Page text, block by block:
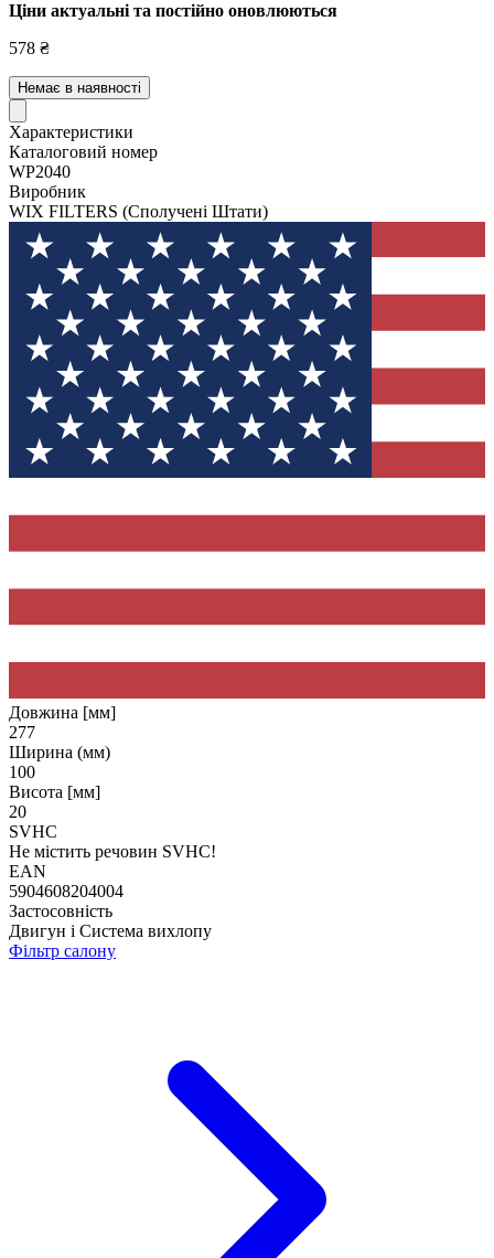
Ціни актуальні та постійно оновлюються
578 ₴
Немає в наявності
Характеристики
Каталоговий номер
WP2040
Виробник
WIX FILTERS (Сполучені Штати)
Довжина [мм]
277
Ширина (мм)
100
Висота [мм]
20
SVHC
Не містить речовин SVHC!
EAN
5904608204004
Застосовність
Двигун і Система вихлопу
Фільтр салону